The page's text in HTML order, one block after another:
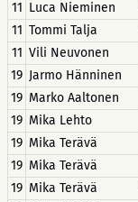
11 Luca Nieminen
11 Tommi Talja
11 Vili Neuvonen
19 Jarmo Hänninen
19 Marko Aaltonen
19 Mika Lehto
19 Mika Terävä
19 Mika Terävä
19 Mika Terävä